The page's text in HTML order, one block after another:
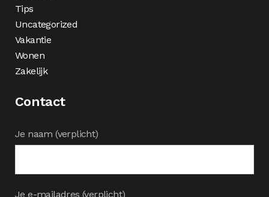
Tips
Uncategorized
Vakantie
Wonen
Zakelijk
Contact
Je naam (verplicht)
Je e-mailadres (verplicht)